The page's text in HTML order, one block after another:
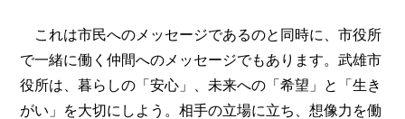
これは市民へのメッセージであるのと同時に、市役所
で一緒に働く仲間へのメッセージでもあります。武雄市
役所は、暮らしの「安心」、未来への「希望」と「生き
がい」を大切にしよう。相手の立場に立ち、想像力を働